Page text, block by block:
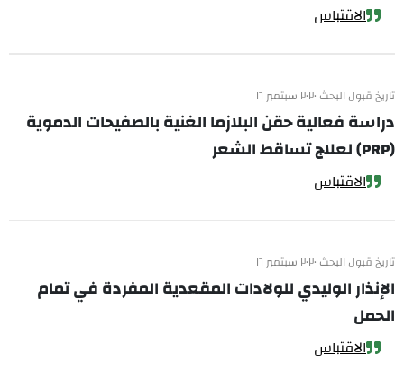
الاقتباس
تاريخ قبول البحث ٢٠٢٠ سبتمبر ١٦
دراسة فعالية حقن البلازما الغنية بالصفيحات الدموية
(PRP) لعلاج تساقط الشعر
الاقتباس
تاريخ قبول البحث ٢٠٢٠ سبتمبر ١٦
الإنذار الوليدي للولادات المقعدية المفردة في تمام
الحمل
الاقتباس